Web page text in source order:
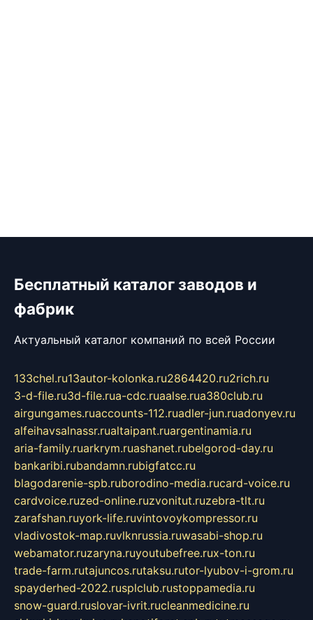
Бесплатный каталог заводов и
фабрик
Актуальный каталог компаний по всей России
133chel.ru13autor-kolonka.ru2864420.ru2rich.ru
3-d-file.ru3d-file.rua-cdc.ruaalse.rua380club.ru
airgungames.ruaccounts-112.ruadler-jun.ruadonyev.ru
alfeihavsalnassr.rualtaipant.ruargentinamia.ru
aria-family.ruarkrym.ruashanet.rubelgorod-day.ru
bankaribi.rubandamn.rubigfatcc.ru
blagodarenie-spb.ruborodino-media.rucard-voice.ru
cardvoice.ruzed-online.ruzvonitut.ruzebra-tlt.ru
zarafshan.ruyork-life.ruvintovoykompressor.ru
vladivostok-map.ruvlknrussia.ruwasabi-shop.ru
webamator.ruzaryna.ruyoutubefree.rux-ton.ru
trade-farm.rutajuncos.rutaksu.rutor-lyubov-i-grom.ru
spayderhed-2022.rusplclub.rustoppamedia.ru
snow-guard.ruslovar-ivrit.rucleanmedicine.ru